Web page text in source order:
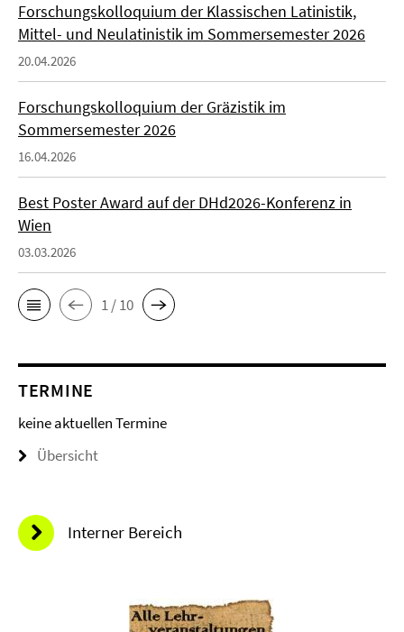
Forschungskolloquium der Klassischen Latinistik,
Mittel- und Neulatinistik im Sommersemester 2026
20.04.2026
Forschungskolloquium der Gräzistik im
Sommersemester 2026
16.04.2026
Best Poster Award auf der DHd2026-Konferenz in
Wien
03.03.2026
1 / 10
TERMINE
keine aktuellen Termine
Übersicht
Interner Bereich